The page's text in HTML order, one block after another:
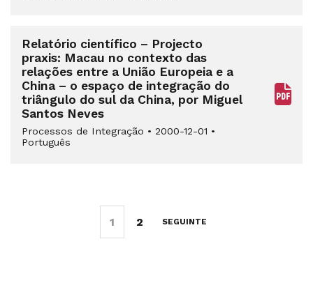
Relatório científico – Projecto
praxis: Macau no contexto das
relações entre a União Europeia e a
China – o espaço de integração do
triângulo do sul da China, por Miguel
Santos Neves
Processos de Integração • 2000-12-01 •
Português
1 2 SEGUINTE